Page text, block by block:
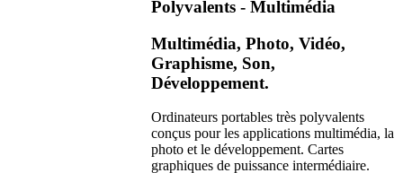
Polyvalents - Multimédia
Multimédia, Photo, Vidéo,
Graphisme, Son,
Développement.
Ordinateurs portables très polyvalents
conçus pour les applications multimédia, la
photo et le développement. Cartes
graphiques de puissance intermédiaire.